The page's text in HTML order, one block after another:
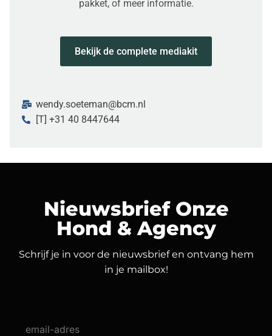
pakket, of meer informatie.
Bekijk de complete mediakit
wendy.soeteman@bcm.nl
[T] +31 40 8447644
Nieuwsbrief Onze
Hond & Agency
Schrijf je in voor de nieuwsbrief en ontvang hem
in je mailbox!